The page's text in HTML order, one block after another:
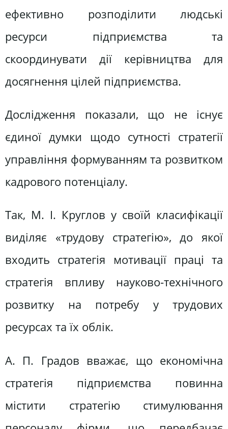
ефективно розподілити людські
ресурси підприємства та
скоординувати дії керівництва для
досягнення цілей підприємства.
Дослідження показали, що не існує
єдиної думки щодо сутності стратегії
управління формуванням та розвитком
кадрового потенціалу.
Так, М. І. Круглов у своїй класифікації
виділяє «трудову стратегію», до якої
входить стратегія мотивації праці та
стратегія впливу науково-технічного
розвитку на потребу у трудових
ресурсах та їх облік.
А. П. Градов вважає, що економічна
стратегія підприємства повинна
містити стратегію стимулювання